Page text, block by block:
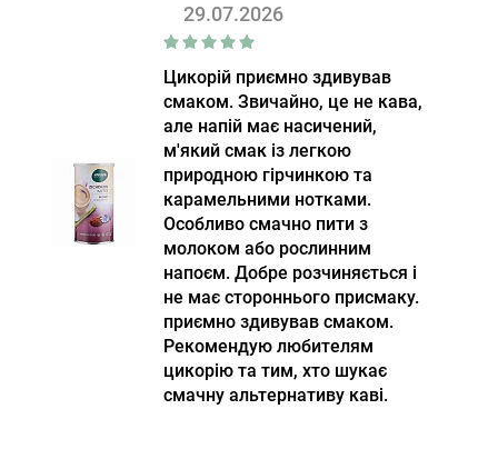
29.07.2026
Цикорій приємно здивував
смаком. Звичайно, це не кава,
але напій має насичений,
м'який смак із легкою
природною гірчинкою та
карамельними нотками.
Особливо смачно пити з
молоком або рослинним
напоєм. Добре розчиняється і
не має стороннього присмаку.
приємно здивував смаком.
Рекомендую любителям
цикорію та тим, хто шукає
смачну альтернативу каві.